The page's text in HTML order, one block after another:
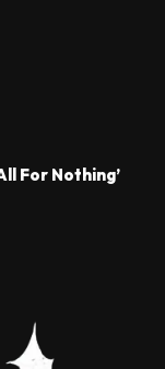
For Nothing’